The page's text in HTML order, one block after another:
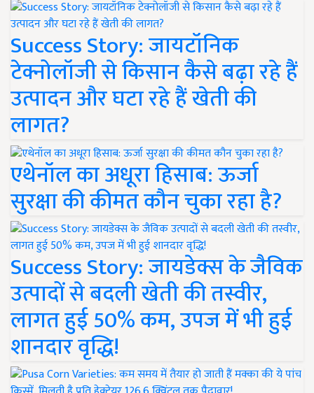
Success Story: जायटॉनिक
टेक्नोलॉजी से किसान कैसे बढ़ा रहे हैं
उत्पादन और घटा रहे हैं खेती की
लागत?
एथेनॉल का अधूरा हिसाब: ऊर्जा
सुरक्षा की कीमत कौन चुका रहा है?
Success Story: जायडेक्स के जैविक
उत्पादों से बदली खेती की तस्वीर,
लागत हुई 50% कम, उपज में भी हुई
शानदार वृद्धि!